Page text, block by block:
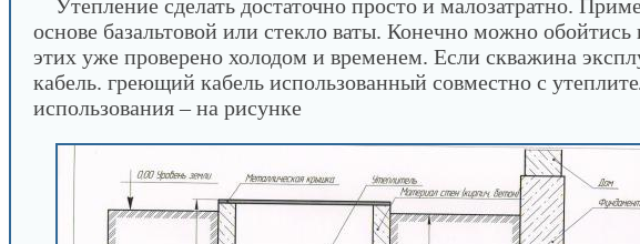
Утепление сделать достаточно просто и малозатратно.
основе базальтовой или стекло ваты. Конечно можно
этих уже проверено холодом и временем. Если скважина
кабель. греющий кабель использованный совместно с
использования – на рисунке